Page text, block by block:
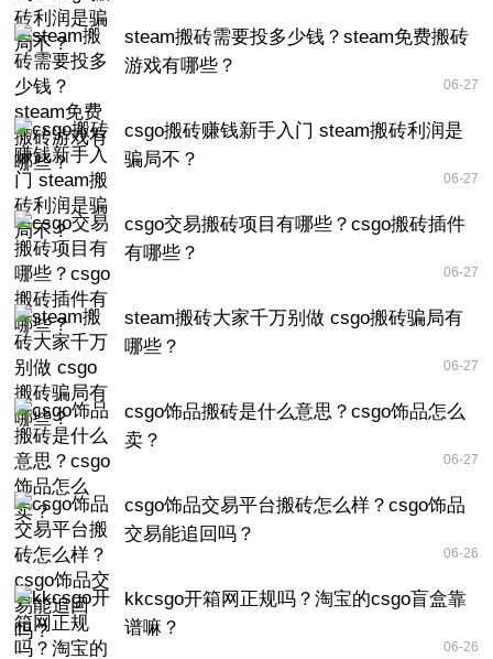
steam搬砖需要投多少钱？steam免费搬砖
游戏有哪些？
06-27
csgo搬砖赚钱新手入门 steam搬砖利润是
骗局不？
06-27
csgo交易搬砖项目有哪些？csgo搬砖插件
有哪些？
06-27
steam搬砖大家千万别做 csgo搬砖骗局有
哪些？
06-27
csgo饰品搬砖是什么意思？csgo饰品怎么
卖？
06-27
csgo饰品交易平台搬砖怎么样？csgo饰品
交易能追回吗？
06-26
kkcsgo开箱网正规吗？淘宝的csgo盲盒靠
谱嘛？
06-26